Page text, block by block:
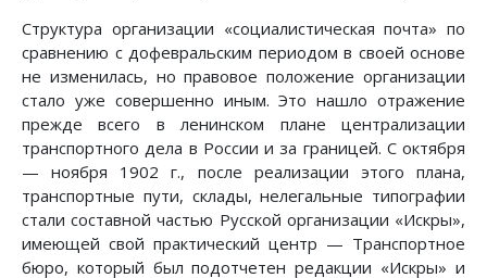
Структура организации «социалистическая почта» по
сравнению с дофевральским периодом в своей основе
не изменилась, но правовое положение организации
стало уже совершенно иным. Это нашло отражение
прежде всего в ленинском плане централизации
транспортного дела в России и за границей. С октября
— ноября 1902 г., после реализации этого плана,
транспортные пути, склады, нелегальные типографии
стали составной частью Русской организации «Искры»,
имеющей свой практический центр — Транспортное
бюро, который был подотчетен редакции «Искры» и